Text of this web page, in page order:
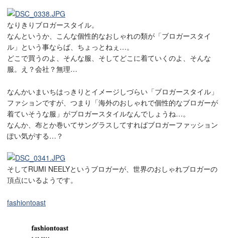
なりきりブロガースタイル。
なんというか、こんな個性的なおしゃれの類が「ブロガースタイ
ル」という事ならば、ちょっとねぇ…。
どこで買うのよ、そんな服、そしてどこに着ていくのよ、そんな
服。え？会社？無理…
なんかいまいちはっきりとイメージしづらい「ブロガースタイル」
ファションですが、つまり「海外のおしゃれで個性的なブロガーが
着ていそうな服」がブロガースタイルなんでしょうね…。
なんか、布とか巻いてサングラスしてすればブロガーファッション
ぽい気がする…？
そしてRUMI NEELYというブロガーが、世界のおしゃれブロガーの
頂点にいるようです。
fashiontoast